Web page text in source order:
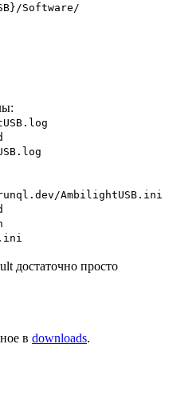
Software/
AmbilightUSB.ini
достаточно просто
в downloads.